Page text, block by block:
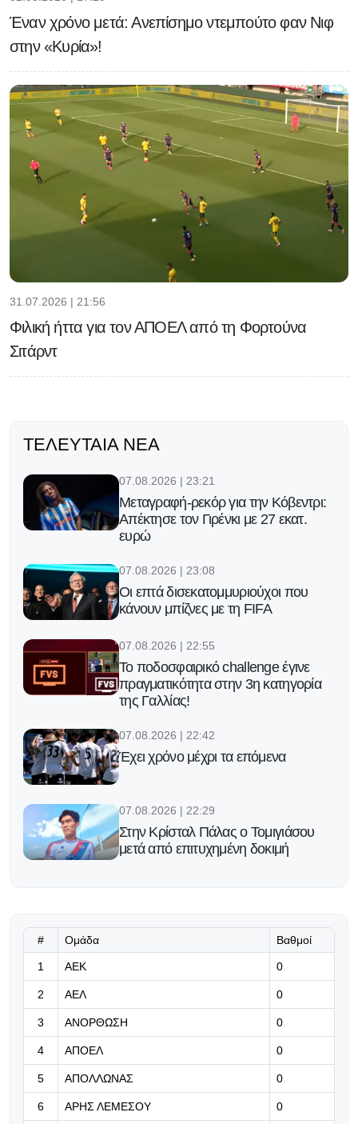
Έναν χρόνο μετά: Ανεπίσημο ντεμπούτο φαν Νιφ
στην «Κυρία»!
31.07.2026 | 21:56
Φιλική ήττα για τον ΑΠΟΕΛ από τη Φορτούνα
Σιτάρντ
ΤΕΛΕΥΤΑΊΑ ΝΈΑ
07.08.2026 | 23:21
Μεταγραφή-ρεκόρ για την Κόβεντρι:
Απέκτησε τον Γιρένκι με 27 εκατ.
ευρώ
07.08.2026 | 23:08
Οι επτά δισεκατομμυριούχοι που
κάνουν μπίζνες με τη FIFA
07.08.2026 | 22:55
Το ποδοσφαιρικό challenge έγινε
πραγματικότητα στην 3η κατηγορία
της Γαλλίας!
07.08.2026 | 22:42
Έχει χρόνο μέχρι τα επόμενα
07.08.2026 | 22:29
Στην Κρίσταλ Πάλας ο Τομιγιάσου
μετά από επιτυχημένη δοκιμή
Η Γαλατασαράι πάει για το
μεταγραφικό «μπαμ» με Μαρτινέλι
07.08.2026 | 21:50
«Η Ντόρτμουντ ψάχνει τον διάδοχο
του Αντεγέμι και γλυκοκοιτάζει τον
Κωνσταντέλια»
# Ομάδα Βαθμοί
1 ΑΕΚ 0
2 ΑΕΛ 0
3 ΑΝΟΡΘΩΣΗ 0
4 ΑΠΟΕΛ 0
5 ΑΠΟΛΛΩΝΑΣ 0
6 ΑΡΗΣ ΛΕΜΕΣΟΥ 0